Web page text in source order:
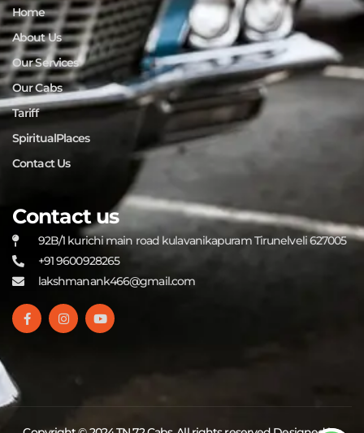
Home
About Us
Our Services
Our Cabs
Tariff
SpiritualPlaces
Contact Us
Contact us
92B/1 kurichi main road kulavanikapuram Tirunelveli 627005
+91 9600928265
lakshmanank466@gmail.com